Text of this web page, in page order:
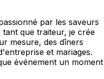
par les saveurs
tant que traiteur, je crée
mesure, des dîners
et mariages.
événement un moment